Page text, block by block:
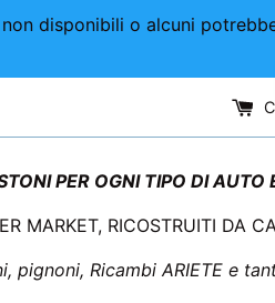
disponibili o alcuni
PER OGNI TIPO DI AUTO
MARKET, RICOSTRUITI DA
pignoni, Ricambi ARIETE e